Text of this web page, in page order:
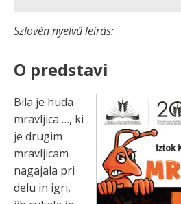
Szlovén nyelvű leírás:
O predstavi
Bila je huda
mravljica …, ki
je drugim
mravljicam
nagajala pri
delu in igri,